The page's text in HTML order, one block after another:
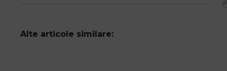
Alte articole similare: